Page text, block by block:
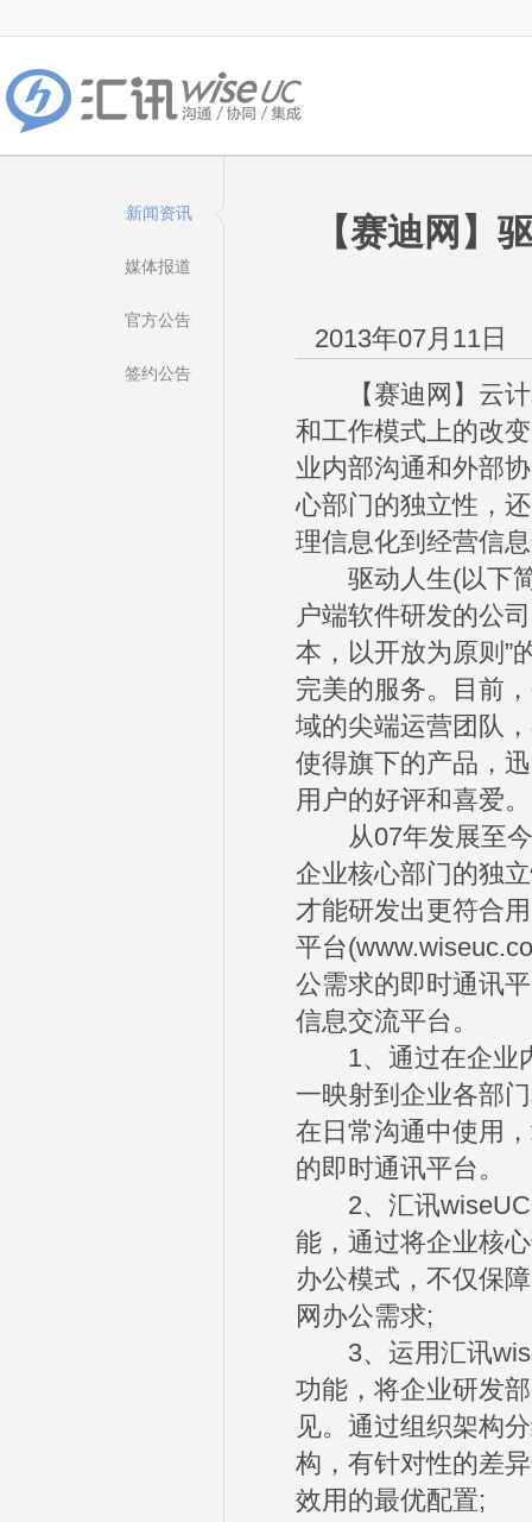
新闻资讯
媒体报道
官方公告
签约公告
【赛迪网】
2013年07月11日
【赛迪网】云计
和工作模式上的改
业内部沟通和外部
心部门的独立性，
理信息化到经营信
驱动人生(以下简
户端软件研发的公
本，以开放为原则”
完美的服务。目前
域的尖端运营团队
使得旗下的产品，
用户的好评和喜爱。
从07年发展至今
企业核心部门的独
才能研发出更符合
平台
公需求的即时通讯
信息交流平台。
1、通过在企业内
一映射到企业各部
在日常沟通中使用
的即时通讯平台。
2、汇讯wiseUC
能，通过将企业核
办公模式，不仅保
网办公需求;
3、运用汇讯
功能，将企业研发
见。通过组织架构
构，有针对性的差
效用的最优配置;